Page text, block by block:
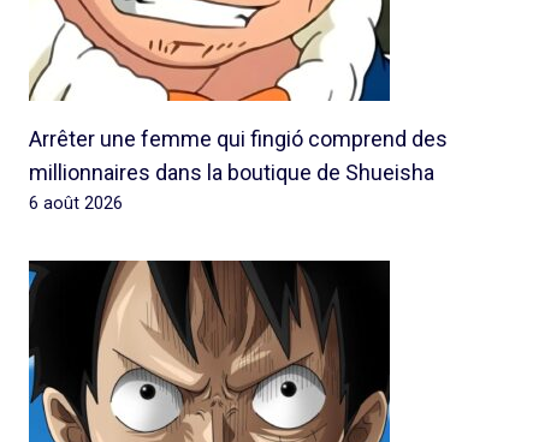
Arrêter une femme qui fingió comprend des
millionnaires dans la boutique de Shueisha
6 août 2026